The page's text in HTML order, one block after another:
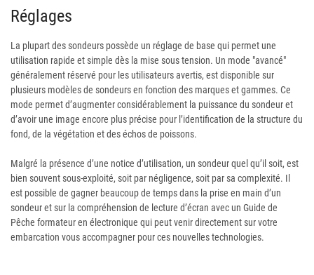
Réglages
La plupart des sondeurs possède un réglage de base qui permet une
utilisation rapide et simple dès la mise sous tension. Un mode "avancé"
généralement réservé pour les utilisateurs avertis, est disponible sur
plusieurs modèles de sondeurs en fonction des marques et gammes. Ce
mode permet d’augmenter considérablement la puissance du sondeur et
d’avoir une image encore plus précise pour l’identification de la structure du
fond, de la végétation et des échos de poissons.
Malgré la présence d’une notice d’utilisation, un sondeur quel qu’il soit, est
bien souvent sous-exploité, soit par négligence, soit par sa complexité. Il
est possible de gagner beaucoup de temps dans la prise en main d’un
sondeur et sur la compréhension de lecture d’écran avec un Guide de
Pêche formateur en électronique qui peut venir directement sur votre
embarcation vous accompagner pour ces nouvelles technologies.